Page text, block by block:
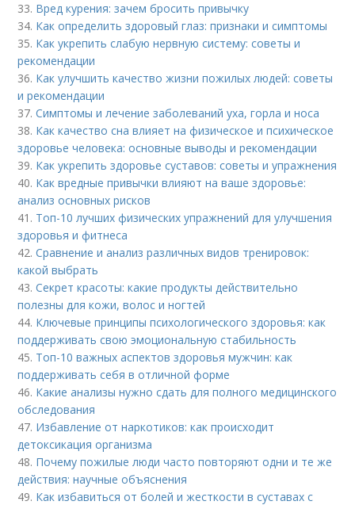
33. Вред курения: зачем бросить привычку
34. Как определить здоровый глаз: признаки и симптомы
35. Как укрепить слабую нервную систему: советы и
рекомендации
36. Как улучшить качество жизни пожилых людей: советы
и рекомендации
37.Симптомы и лечение заболеваний уха, горла и носа
38. Как качество сна влияет на физическое и психическое
здоровье человека: основные выводы и рекомендации
39. Как укрепить здоровье суставов: советы и упражнения
40. Как вредные привычки влияют на ваше здоровье:
анализ основных рисков
41. Топ-10 лучших физических упражнений для улучшения
здоровья и фитнеса
42.Сравнение и анализ различных видов тренировок:
какой выбрать
43.Секрет красоты: какие продукты действительно
полезны для кожи, волос и ногтей
44. Ключевые принципы психологического здоровья: как
поддерживать свою эмоциональную стабильность
45. Топ-10 важных аспектов здоровья мужчин: как
поддерживать себя в отличной форме
46. Какие анализы нужно сдать для полного медицинского
обследования
47. Избавление от наркотиков: как происходит
детоксикация организма
48. Почему пожилые люди часто повторяют одни и те же
действия: научные объяснения
49. Как избавиться от болей и жесткости в суставах с